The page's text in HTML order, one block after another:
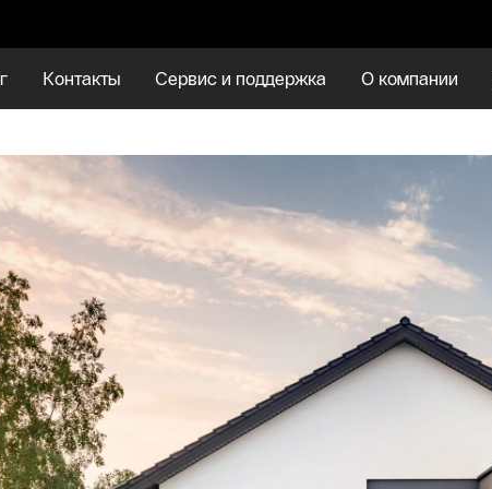
Контакты Сервис и поддержка О компании